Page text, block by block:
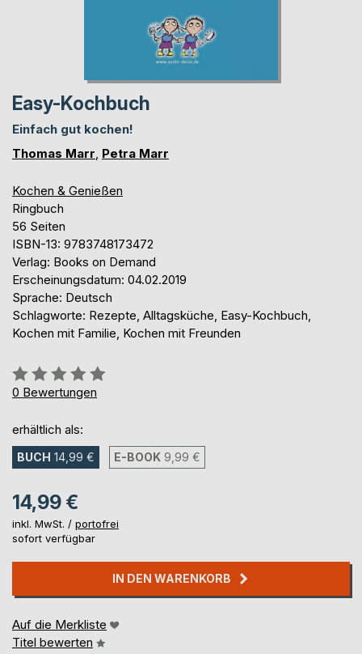
Easy-Kochbuch
Einfach gut kochen!
Thomas Marr Petra Marr
Kochen & Genießen
Ringbuch
56 Seiten
ISBN-13: 9783748173472
Verlag: Books on Demand
Erscheinungsdatum: 04.02.2019
Sprache: Deutsch
Schlagworte: Rezepte, Alltagsküche, Easy-Kochbuch,
Kochen mit Familie, Kochen mit Freunden
Bewertung::
0%
0 Bewertungen
erhältlich als:
BUCH 14,99 € E-BOOK 9,99 €
14,99 €
inkl. MwSt. / portofrei
sofort verfügbar
IN DEN WARENKORB
Auf die Merkliste
Titel bewerten